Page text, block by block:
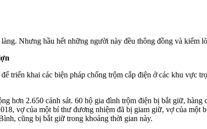
Nhưng hầu hết những người này đều thông đồng và kiếm
triển khai các biện pháp chống trộm cắp điện ở các khu vực
hơn 2.650 cảnh sát. 60 hộ gia đình trộm điện bị bắt giữ,
vợ của một bí thư đương nhiệm đã bị giam giữ, vợ của
cũng bị bắt giữ trong khoảng thời gian này.